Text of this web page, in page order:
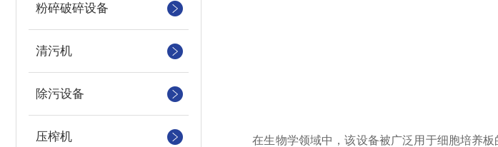
粉碎破碎设备
清污机
除污设备
压榨机
在生物学领域中，该设备被广泛用于细胞培养板